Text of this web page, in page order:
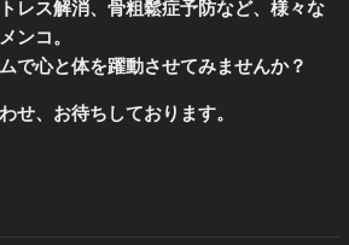
レス解消、骨粗鬆症予防など、様々な
ンコ。
で心と体を躍動させてみませんか？
せ、お待ちしております。